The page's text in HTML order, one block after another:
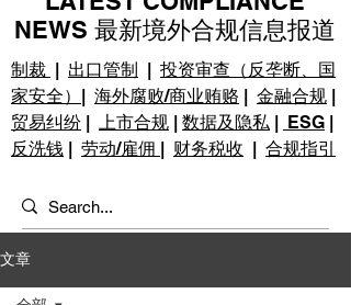
制裁 | 出口管制 | 投资审查（反垄断、国
家安全） | 海外腐败/商业贿赂 | 金融合规 |
贸易纠纷 | 上市合规 | 数据及隐私 | ESG |
反洗钱 | 劳动/雇佣 | 财务税收 | 合规指引
NEWS 最新境外合规信息报道
文章